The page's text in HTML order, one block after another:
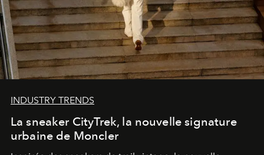
INDUSTRY TRENDS
La sneaker CityTrek, la nouvelle signature
urbaine de Moncler